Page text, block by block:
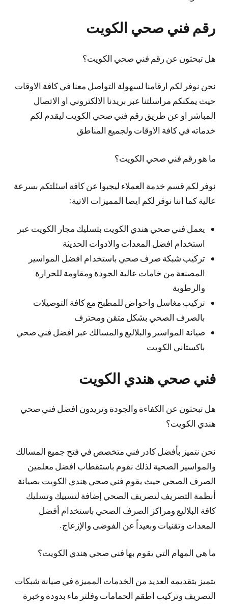
رقم فني صحي الكويت
هل تبحثون عن رقم فني صحي الكويت؟
نحن نوفر لكم ارقامنا لسهولة التواصل معنا في كافة الاوقات
حيث يمكنكم مراسلتنا عبر بريدنا الالكتروني او الاتصال
المباشر او عن طريق رقم فني صحي الكويت ليقدم لكم
خدماته في كافة الاوقات ولجميع المناطق
ما هو رقم فني صحي الكويت؟
نوفر لكم قسم خدمة العملاء ليجبوا عن كافة اسئلتكم بسرعة
عالية كما اننا نوفر لكم ايضا المميزات الاتية:
يعمل فني صحي هندي الكويت بتسليك مجار الكويت عبر
استخدام افضل المعدات والادوات الحديثة
تركيب شبكة صرف صحي باستخدام افضل المواسير
المصنعة من خامات عالية الجودة ومقاومة للحرارة
والرطوبة
تركيب مغاسل واحواض للمطبخ مع كافة التوصيلات
بالصرف الصحي بشكل متقن ومحترف
صيانة المواسير والبلاليع والمسالك عبر افضل فني صحي
باكستاني الكويت
فني صحي هندي الكويت
هل تبحثون عن الكفاءة والجودة وتريدون افضل فني صحي
هندي الكويت؟
نحن نتميز بأفضل كادر فني متخصص في فتح جميع المسالك
والمواسير الصحية لذلك نقوم باستقطاب افضل معلمين
الصرف الصحي حيث يقوم فني صحي هندي الكويت بصيانة
أنظمة التصريف لتصريف الصحي إضافة لتسبيك وتسليك
كافة البلاليع ومراكز الصرف الصحي باستخدام أفضل
المعدات وتقنيات وبعيداً عن الفوضى والإزعاج.
ما هي المهام التي يقوم بها فني صحي هندي الكويت؟
يتميز بتقديمه العديد من الخدمات المميزة في صيانة شبكات
التصريف وتركيب اطقم الحمامات وفلتر ماء بدودة وخبرة